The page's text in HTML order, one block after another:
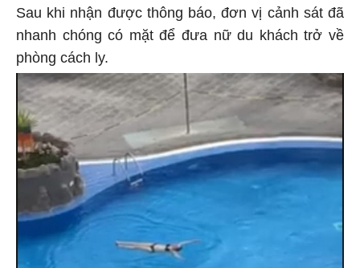
Sau khi nhận được thông báo, đơn vị cảnh sát đã
nhanh chóng có mặt để đưa nữ du khách trở về
phòng cách ly.